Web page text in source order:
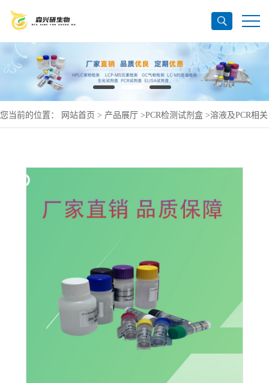
您当前的位置： 网站首页 > 产品展厅 >PCR检测试剂盒 >溶液及PCR相关